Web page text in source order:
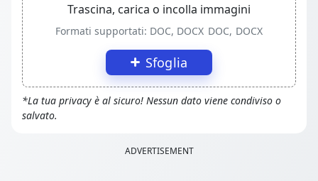
Trascina, carica o incolla immagini
Formati supportati: DOC, DOCX DOC, DOCX
Sfoglia
*La tua privacy è al sicuro! Nessun dato viene condiviso o
salvato.
ADVERTISEMENT